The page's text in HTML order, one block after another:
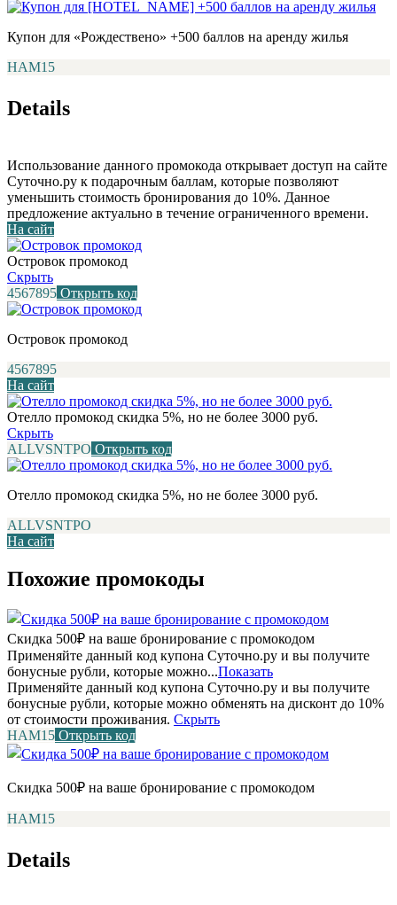
Купон для «Рождествено» +500 баллов на аренду жилья
НАМ15
Details
Использование данного промокода открывает доступ на сайте
Суточно.ру к подарочным баллам, которые позволяют
уменьшить стоимость бронирования до 10%. Данное
предложение актуально в течение ограниченного времени.
На сайт
Островок промокод
Скрыть
4567895 Открыть код
Островок промокод
4567895
На сайт
Отелло промокод скидка 5%, но не более 3000 руб.
Скрыть
ALLVSNTPO Открыть код
Отелло промокод скидка 5%, но не более 3000 руб.
ALLVSNTPO
На сайт
Похожие промокоды
Скидка 500₽ на ваше бронирование с промокодом
Применяйте данный код купона Суточно.ру и вы получите
бонусные рубли, которые можно...Показать
Применяйте данный код купона Суточно.ру и вы получите
бонусные рубли, которые можно обменять на дисконт до 10%
от стоимости проживания. Скрыть
НАМ15 Открыть код
Скидка 500₽ на ваше бронирование с промокодом
НАМ15
Details